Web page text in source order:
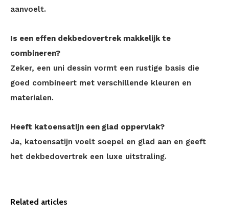
aanvoelt.
Is een effen dekbedovertrek makkelijk te
combineren?
Zeker, een uni dessin vormt een rustige basis die
goed combineert met verschillende kleuren en
materialen.
Heeft katoensatijn een glad oppervlak?
Ja, katoensatijn voelt soepel en glad aan en geeft
het dekbedovertrek een luxe uitstraling.
Related articles